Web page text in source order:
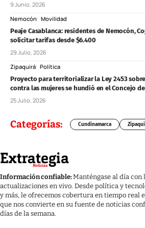
9 Junio, 2026
Nemocón Movilidad
Peaje Casablanca: residentes de Nemocón,
solicitar tarifas desde $6.400
29 Julio, 2026
Zipaquirá Política
Proyecto para territorializar la Ley 2453
contra las mujeres se hundió en el Concejo
25 Julio, 2026
Categorías: Cundinamarca
Información confiable:Manténgase al día
actualizaciones en vivo. Desde política y
y más, le ofrecemos cobertura en tiempo real
que nos convierte en su fuente de noticias
días de la semana.